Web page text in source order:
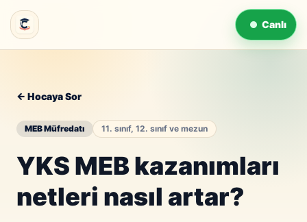
Canlı
← Hocaya Sor
MEB Müfredatı 11. sınıf, 12. sınıf ve mezun
YKS MEB kazanımları
netleri nasıl artar?